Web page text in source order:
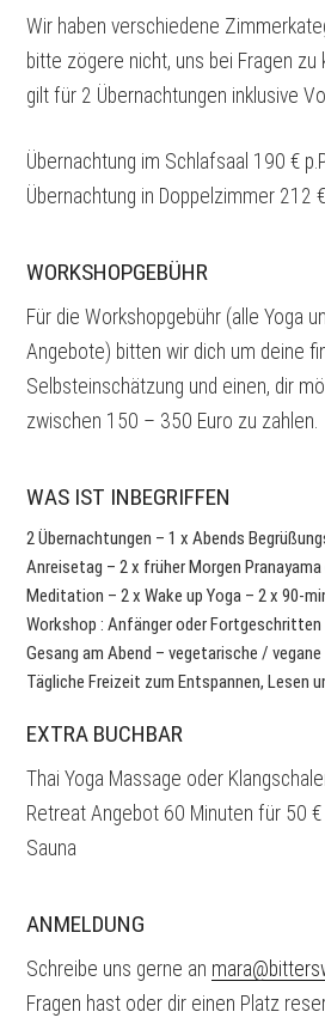
Wir haben verschiedene
bitte zögere nicht, uns bei Fragen zu
gilt für 2 Übernachtungen inklusive
Übernachtung im Schlafsaal 190 €
Übernachtung in Doppelzimmer 212 €
WORKSHOPGEBÜHR
Für die Workshopgebühr (alle Yoga
Angebote) bitten wir dich um deine
Selbsteinschätzung und einen, dir
zwischen 150 – 350 Euro zu zahlen.
WAS IST INBEGRIFFEN
2 Übernachtungen – 1 x Abends
Anreisetag – 2 x früher Morgen
Meditation – 2 x Wake up Yoga – 2 x 90-
Workshop : Anfänger oder Fortgeschritten
Gesang am Abend – vegetarische /
Tägliche Freizeit zum Entspannen, Lesen
EXTRA BUCHBAR
Thai Yoga Massage oder
Retreat Angebot 60 Minuten für 50 €
Sauna
ANMELDUNG
Schreibe uns gerne an
Fragen hast oder dir einen Platz